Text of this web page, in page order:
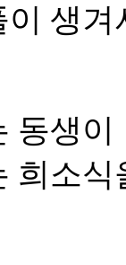
이 생
동생
희소식